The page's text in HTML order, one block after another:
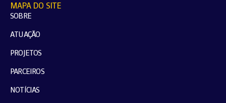
MAPA DO SITE
SOBRE
ATUAÇÃO
PROJETOS
PARCEIROS
NOTÍCIAS